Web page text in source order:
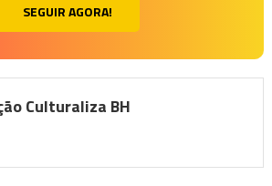
SEGUIR AGORA!
Culturaliza BH